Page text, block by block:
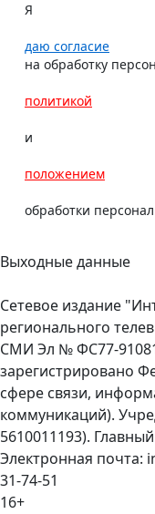
Я
даю согласие
на обработку
политикой
и
положением
обработки
Выходные данные
Сетевое издание
регионального
СМИ Эл № ФС77-
зарегистрировано
сфере связи,
коммуникаций).
5610011193).
Электронная почта:
31-74-51
16+